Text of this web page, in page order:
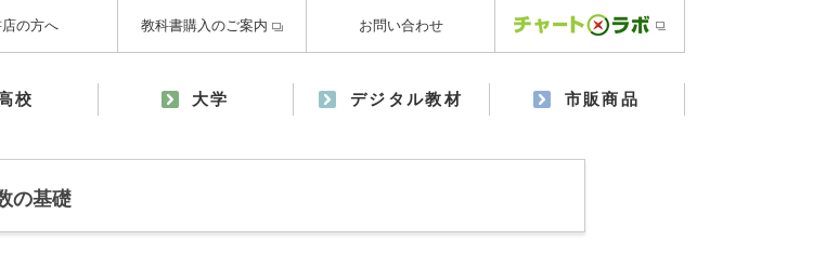
の方へ 教科書購入のご案内 お問い合わせ
校 大学 デジタル教材 市販商品
の基礎